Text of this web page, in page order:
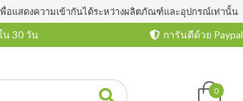
อแสดงความเข้ากันได้ระหว่างผลิตภัณฑ์และอุปกรณ์เท่านั้น
น 30 วัน การันตีด้วย Paypal
0